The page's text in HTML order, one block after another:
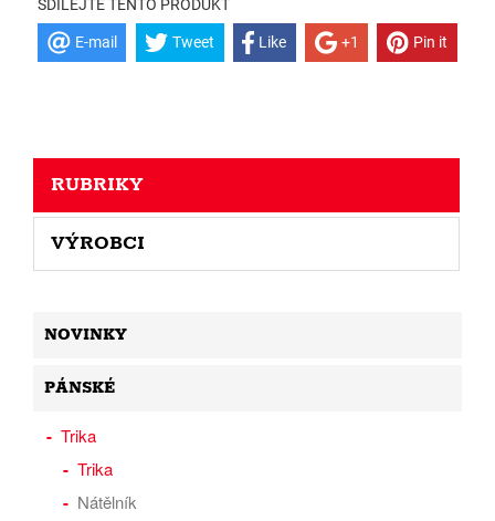
SDÍLEJTE TENTO PRODUKT
E-mail Tweet Like +1 Pin it
RUBRIKY
VÝROBCI
NOVINKY
PÁNSKÉ
Trika
Trika
Nátělník